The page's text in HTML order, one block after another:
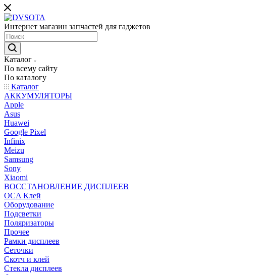
Интернет магазин запчастей для гаджетов
Каталог
По всему сайту
По каталогу
Каталог
АККУМУЛЯТОРЫ
Apple
Asus
Huawei
Google Pixel
Infinix
Meizu
Samsung
Sony
Xiaomi
ВОССТАНОВЛЕНИЕ ДИСПЛЕЕВ
OCA Клей
Оборудование
Подсветки
Поляризаторы
Прочее
Рамки дисплеев
Сеточки
Скотч и клей
Стекла дисплеев